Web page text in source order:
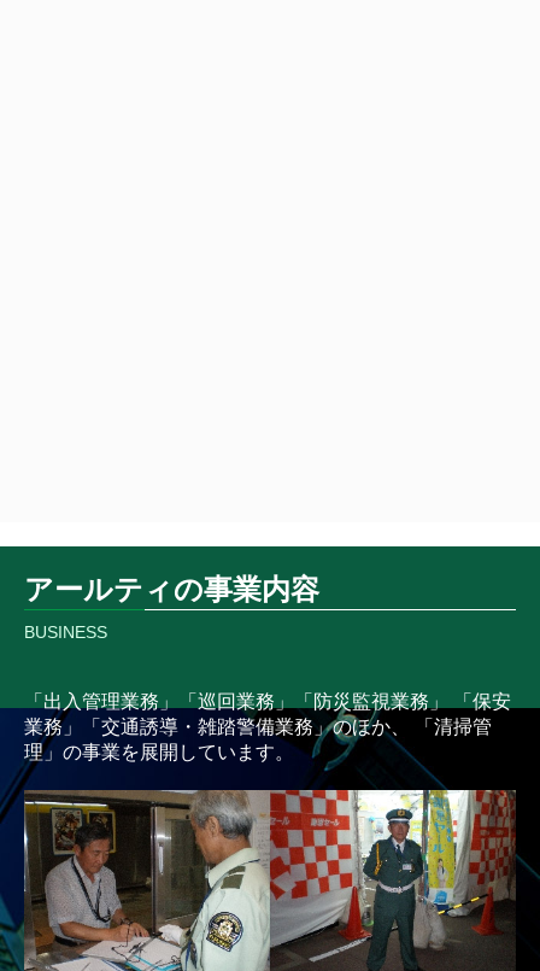
アールティの事業内容
BUSINESS
「出入管理業務」「巡回業務」「防災監視業務」
「保安
業務」「交通誘導・雑踏警備業務」のほか、
「清掃管
理」の事業を展開しています。